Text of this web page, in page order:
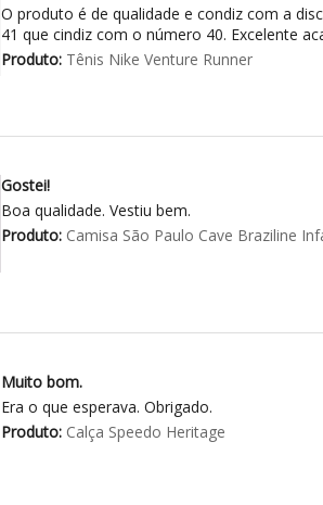
O produto é de qualidade e condiz com a
41 que cindiz com o número 40. Excelente
Produto:Tênis Nike Venture Runner
Gostei!
Boa qualidade. Vestiu bem.
Produto:Camisa São Paulo Cave Braziline
Muito bom.
Era o que esperava. Obrigado.
Produto:Calça Speedo Heritage